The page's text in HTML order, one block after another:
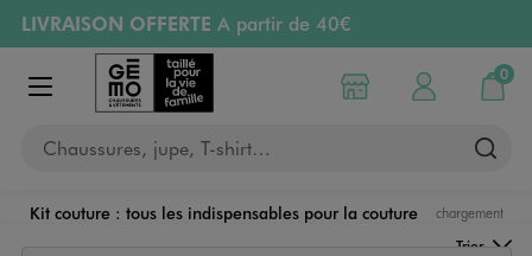
Aller au contenu principal
Aller à la navigation
LIVRAISON OFFERTE A partir de 40€
RETRAIT ET LIVRAISON OFFERTE
en magasin
PAYEZ EN 3x SANS FRAIS
Retours OFFERTS
pendant 30 jours
Afficher le menu
Chaussures, jupe, T-shirt…
Choisir mon magasin
Mon compte
0
Mon
Kit couture : tous les indispensables pour la couture chargement
Trier